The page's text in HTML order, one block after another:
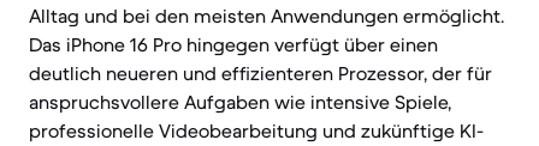
Alltag und bei den meisten Anwendungen ermöglicht.
Das iPhone 16 Pro hingegen verfügt über einen
deutlich neueren und effizienteren Prozessor, der für
anspruchsvollere Aufgaben wie intensive Spiele,
professionelle Videobearbeitung und zukünftige KI-